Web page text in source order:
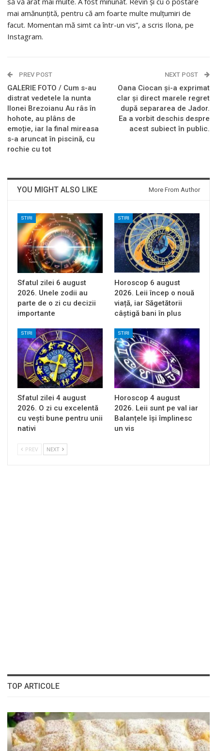
mai amănunțită, pentru că am foarte multe mulțumiri de
facut. Momentan mă simt ca într-un vis”, a scris Ilona, pe
Instagram.
PREV POST
GALERIE FOTO / Cum s-au
distrat vedetele la nunta
Ilonei Brezoianu Au râs în
hohote, au plâns de
emoție, iar la final mireasa
s-a aruncat în piscină, cu
rochie cu tot
NEXT POST
Oana Ciocan și-a exprimat
clar și direct marele regret
după separarea de Jador.
Ea a vorbit deschis despre
acest subiect în public.
YOU MIGHT ALSO LIKE More From Author
STIRI
Sfatul zilei 6 august
2026. Unele zodii au
parte de o zi cu decizii
importante
STIRI
Horoscop 6 august
2026. Leii încep o nouă
viață, iar Săgetătorii
câștigă bani în plus
STIRI
Sfatul zilei 4 august
2026. O zi cu excelentă
cu vești bune pentru unii
nativi
STIRI
Horoscop 4 august
2026. Leii sunt pe val iar
Balanțele își împlinesc
un vis
PREV NEXT
TOP ARTICOLE